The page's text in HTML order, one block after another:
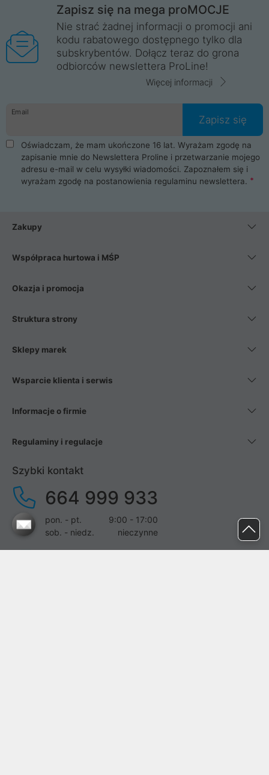
Zapisz się na mega proMOCJE
Nie strać żadnej informacji o promocji ani
kodu rabatowego dostępnego tylko dla
subskrybentów. Dołącz teraz do grona
odbiorców newslettera ProLine!
Więcej informacji
Email
Zapisz się
Oświadczam, że mam ukończone 16 lat. Wyrażam zgodę na
zapisanie mnie do Newslettera Proline i przetwarzanie mojego
adresu e-mail w celu wysyłki wiadomości. Zapoznałem się i
wyrażam zgodę na postanowienia regulaminu newslettera.
Zakupy
Współpraca hurtowa i MŚP
Okazja i promocja
Struktura strony
Sklepy marek
Wsparcie klienta i serwis
Informacje o firmie
Regulaminy i regulacje
Szybki kontakt
664 999 933
pon. - pt.
9:00 - 17:00
sob. - niedz.
nieczynne